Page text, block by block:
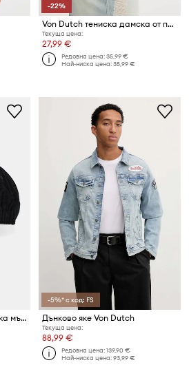
-22%
Von Dutch тениска дамска от памук
Текуща цена:
27,99 €
Редовна цена:35,99 €
Най-ниска цена:35,99 €
Von Dutch бейзболна шапка мъжка от памук
-5%* с код: FS
Дънково яке Von Dutch
Текуща цена:
88,99 €
Редовна цена:139,90 €
Най-ниска цена:93,99 €